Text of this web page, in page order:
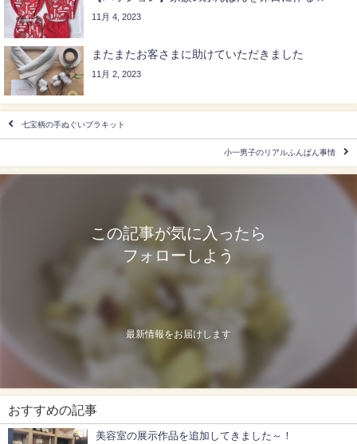
11月 4, 2023
またまたお客さまに助けていただきました
11月 2, 2023
七宝柄の手ぬぐいブラキット
小一男子のリアルふんぱん事情
この記事が気に入ったら
フォローしよう
最新情報をお届けします
おすすめの記事
美容室の展示作品を追加してきました～！